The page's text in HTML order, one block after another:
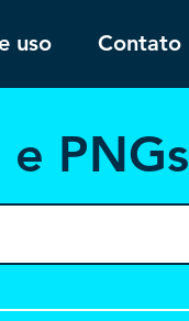
uso Contato
PNGs